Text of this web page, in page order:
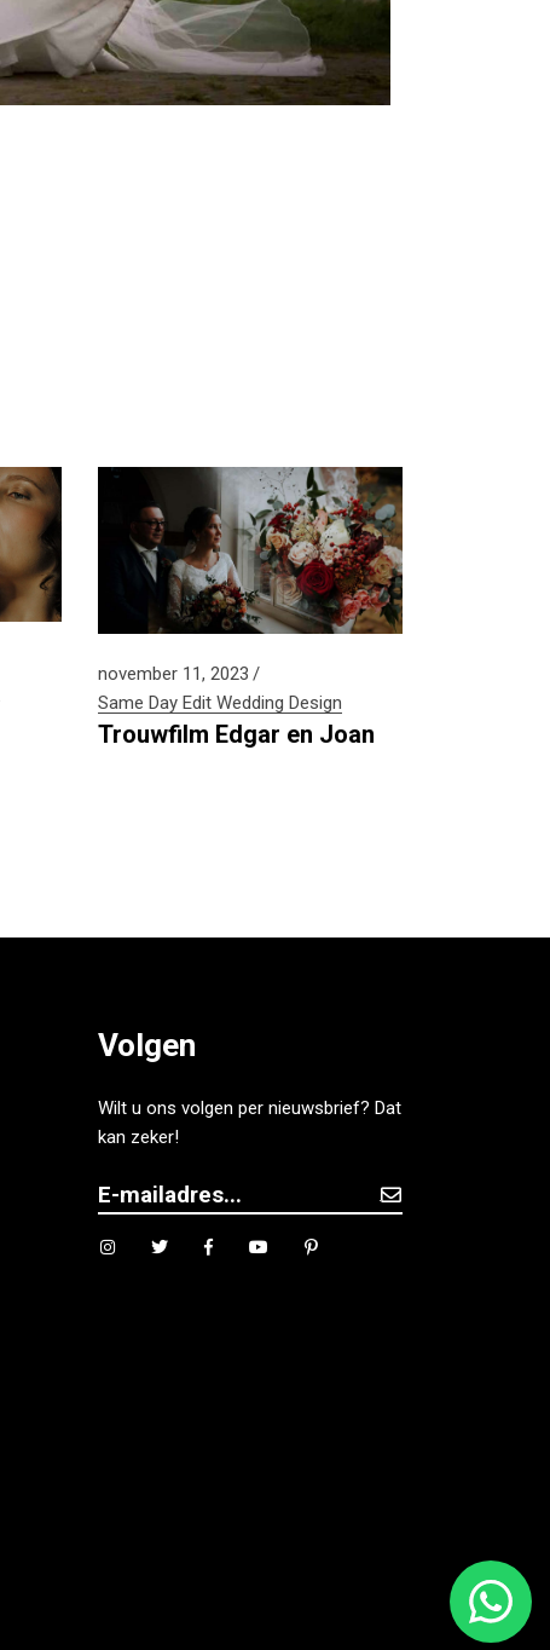
november 11, 2023
Same Day Edit Wedding Design
Trouwfilm Edgar en Joan
Volgen
Wilt u ons volgen per nieuwsbrief? Dat
kan zeker!